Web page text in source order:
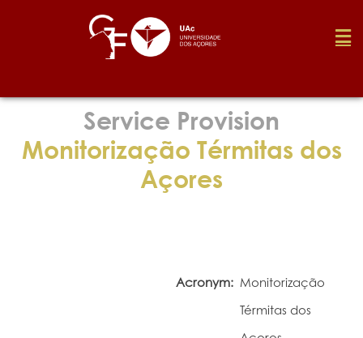
Foundation
Media
Service Provision
Monitorização Térmitas dos
Açores
Acronym: Monitorização
Térmitas dos